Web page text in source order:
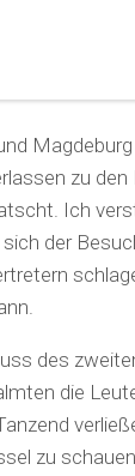
zu
Ich
der
des
die
zu